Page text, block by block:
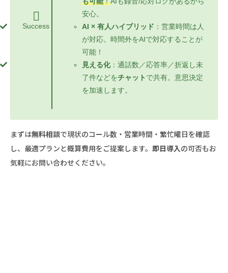
Success
安心。
AI × 有人ハイブリッド ：営業時間は人
が対応。時間外をAIで対応することが
可能！
見える化：通話数／応答率／折返し未
了件などをチャット で共有。意思決定
を加速します。
まずは無料相談で現状のコール数・営業時間・繁忙曜日を確認
し、最適プランと概算費用をご提案します。 即日導入の可否もお
気軽にお問い合わせください。